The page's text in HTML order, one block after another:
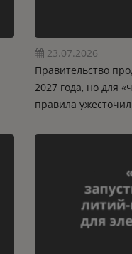
23.07.2026
Правительство
2027 года, но для
правила